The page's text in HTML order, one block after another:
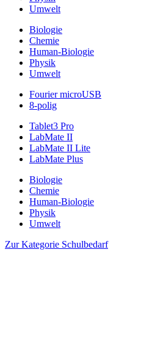
Umwelt
Biologie
Chemie
Human-Biologie
Physik
Umwelt
Fourier microUSB
8-polig
Tablet3 Pro
LabMate II
LabMate II Lite
LabMate Plus
Biologie
Chemie
Human-Biologie
Physik
Umwelt
Zur Kategorie Schulbedarf